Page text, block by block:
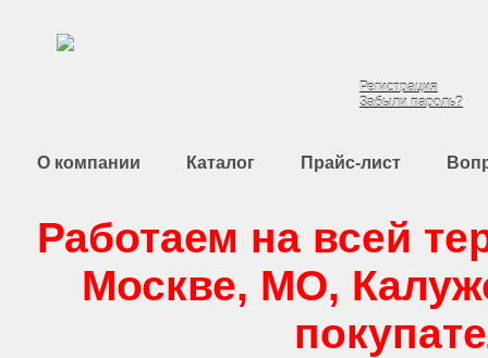
Регистрация
Забыли пароль?
О компании Каталог Прайс-лист
Работаем на всей
Москве, МО,